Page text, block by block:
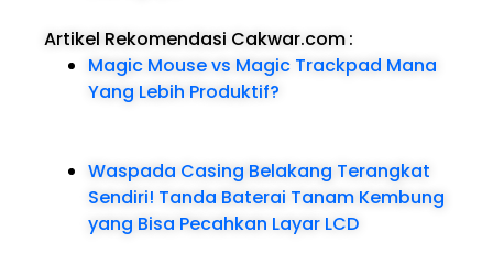
Artikel Rekomendasi Cakwar.com:
Magic Mouse vs Magic Trackpad Mana
Yang Lebih Produktif?
Waspada Casing Belakang Terangkat
Sendiri! Tanda Baterai Tanam Kembung
yang Bisa Pecahkan Layar LCD